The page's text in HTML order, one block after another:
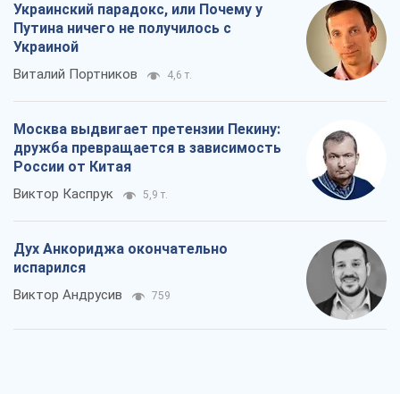
Украинский парадокс, или Почему у
Путина ничего не получилось с
Украиной
Виталий Портников 4,6 т.
Москва выдвигает претензии Пекину:
дружба превращается в зависимость
России от Китая
Виктор Каспрук 5,9 т.
Дух Анкориджа окончательно
испарился
Виктор Андрусив 759